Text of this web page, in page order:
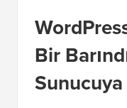
Bir
Sunucuya